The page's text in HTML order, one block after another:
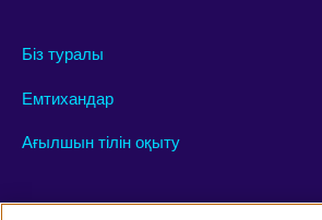
Біз туралы
Емтихандар
Ағылшын тілін оқыту
Connect with us